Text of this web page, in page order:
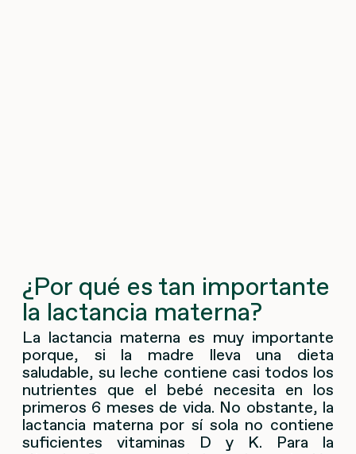
¿Por qué es tan importante
la lactancia materna?
La lactancia materna es muy importante
porque, si la madre lleva una dieta
saludable, su leche contiene casi todos los
nutrientes que el bebé necesita en los
primeros 6 meses de vida. No obstante, la
lactancia materna por sí sola no contiene
suficientes vitaminas D y K. Para la